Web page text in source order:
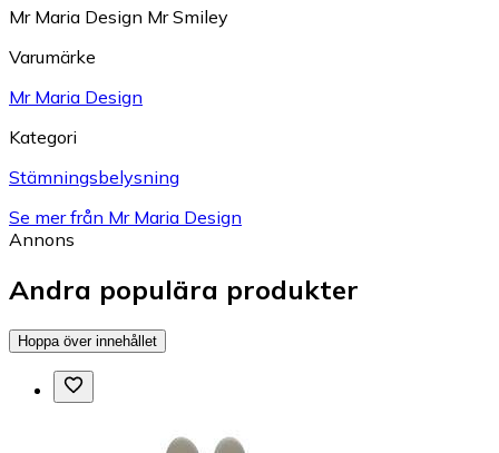
Mr Maria Design Mr Smiley
Varumärke
Mr Maria Design
Kategori
Stämningsbelysning
Se mer från Mr Maria Design
Annons
Andra populära produkter
Hoppa över innehållet